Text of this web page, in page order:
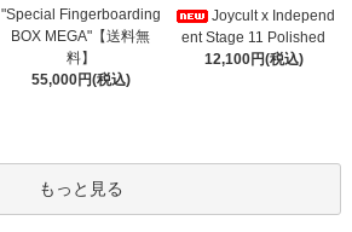
"Special Fingerboarding
BOX MEGA"【送料無
料】
55,000円(税込)
Joycult x Independ
ent Stage 11 Polished
12,100円(税込)
もっと見る